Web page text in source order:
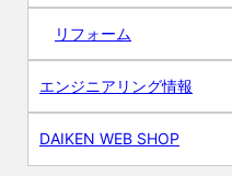
リフォーム
エンジニアリング情報
DAIKEN WEB SHOP